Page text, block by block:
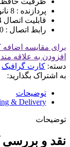
پردازنده : 8 نانومتری
قابلیت اتصال 4 مانیتور
رابط اتصال : PCI Express 4.0
برای مقایسه اضافه
افزودن به علاقه
دسته: کارت گرافیک
به اشتراک بگذارید:
توضیحات
& Delivery
توضیحات